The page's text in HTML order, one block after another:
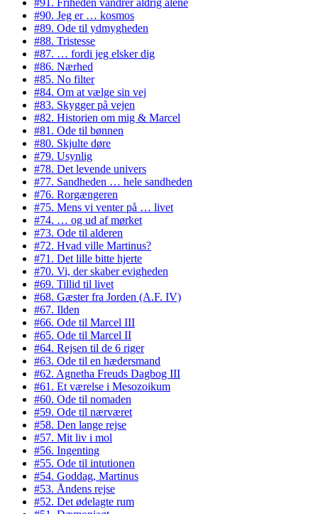
#90. Jeg er … kosmos
#89. Ode til ydmygheden
#88. Tristesse
#87. … fordi jeg elsker dig
#86. Nærhed
#85. No filter
#84. Om at vælge sin vej
#83. Skygger på vejen
#82. Historien om mig & Marcel
#81. Ode til bønnen
#80. Skjulte døre
#79. Usynlig
#78. Det levende univers
#77. Sandheden … hele sandheden
#76. Rorgængeren
#75. Mens vi venter på … livet
#74. … og ud af mørket
#73. Ode til alderen
#72. Hvad ville Martinus?
#71. Det lille bitte hjerte
#70. Vi, der skaber evigheden
#69. Tillid til livet
#68. Gæster fra Jorden (A.F. IV)
#67. Ilden
#66. Ode til Marcel III
#65. Ode til Marcel II
#64. Rejsen til de 6 riger
#63. Ode til en hædersmand
#62. Agnetha Freuds Dagbog III
#61. Et værelse i Mesozoikum
#60. Ode til nomaden
#59. Ode til nærværet
#58. Den lange rejse
#57. Mit liv i mol
#56. Ingenting
#55. Ode til intutionen
#54. Goddag, Martinus
#53. Åndens rejse
#52. Det ødelagte rum